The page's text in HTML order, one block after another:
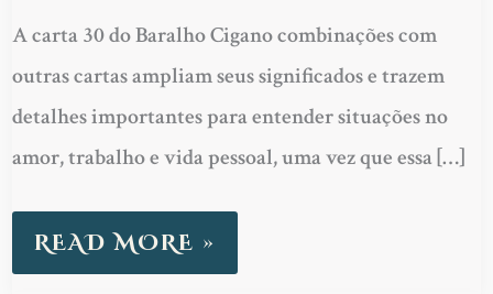
A carta 30 do Baralho Cigano combinações com
outras cartas ampliam seus significados e trazem
detalhes importantes para entender situações no
amor, trabalho e vida pessoal, uma vez que essa […]
COMBINAÇÕES:
INTERPRETAÇÕES
E
SIGNIFICADOS
READ MORE »